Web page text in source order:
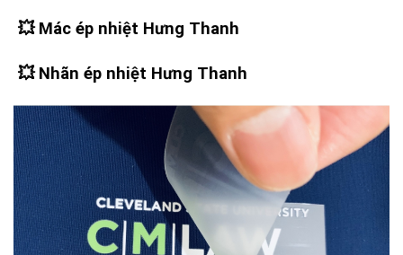
💥Mác ép nhiệt Hưng Thanh
💥Nhãn ép nhiệt Hưng Thanh